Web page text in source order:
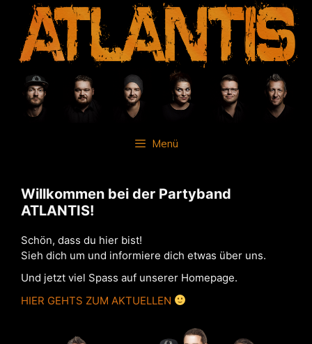
springen
Menü
Willkommen bei der Partyband
ATLANTIS!
Schön, dass du hier bist!
Sieh dich um und informiere dich etwas über uns.
Und jetzt viel Spass auf unserer Homepage.
HIER GEHTS ZUM AKTUELLEN